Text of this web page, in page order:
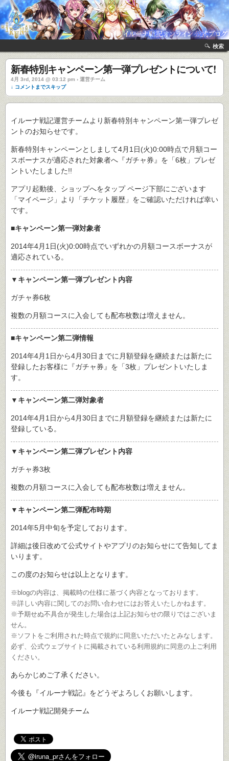
検索
新春特別キャンペーン第一弾プレゼントについて!
4月 3rd, 2014 @ 03:12 pm › 運営チーム
↓ コメントまでスキップ
イルーナ戦記運営チームより新春特別キャンペーン第一弾プレゼ
ントのお知らせです。
新春特別キャンペーンとしまして4月1日(火)0:00時点で月額コー
スボーナスが適応された対象者へ『ガチャ券』を「6枚」プレゼ
ントいたしました!!
アプリ起動後、ショップへをタップ ページ下部にございます
「マイページ」より「チケット履歴」をご確認いただければ幸い
です。
■キャンペーン第一弾対象者
2014年4月1日(火)0:00時点でいずれかの月額コースボーナスが
適応されている。
▼キャンペーン第一弾プレゼント内容
ガチャ券6枚
複数の月額コースに入会しても配布枚数は増えません。
■キャンペーン第二弾情報
2014年4月1日から4月30日までに月額登録を継続または新たに
登録したお客様に『ガチャ券』を「3枚」プレゼントいたしま
す。
▼キャンペーン第二弾対象者
2014年4月1日から4月30日までに月額登録を継続または新たに
登録している。
▼キャンペーン第二弾プレゼント内容
ガチャ券3枚
複数の月額コースに入会しても配布枚数は増えません。
▼キャンペーン第二弾配布時期
2014年5月中旬を予定しております。
詳細は後日改めて公式サイトやアプリのお知らせにて告知してま
いります。
この度のお知らせは以上となります。
※blogの内容は、掲載時の仕様に基づく内容となっております。
※詳しい内容に関してのお問い合わせにはお答えいたしかねます。
※予期せぬ不具合が発生した場合は上記お知らせの限りではございま
せん。
※ソフトをご利用された時点で規約に同意いただいたとみなします。
必ず、公式ウェブサイトに掲載されている利用規約に同意の上ご利用
ください。
あらかじめご了承ください。
今後も『イルーナ戦記』をどうぞよろしくお願いします。
イルーナ戦記開発チーム